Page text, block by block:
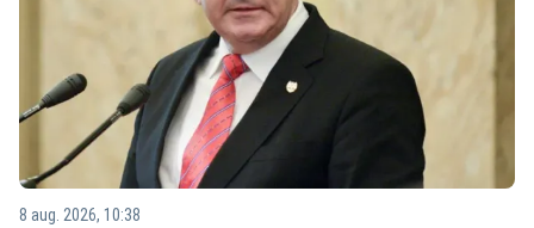
8 aug. 2026, 10:38